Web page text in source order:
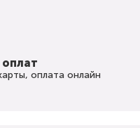
оплата онлайн